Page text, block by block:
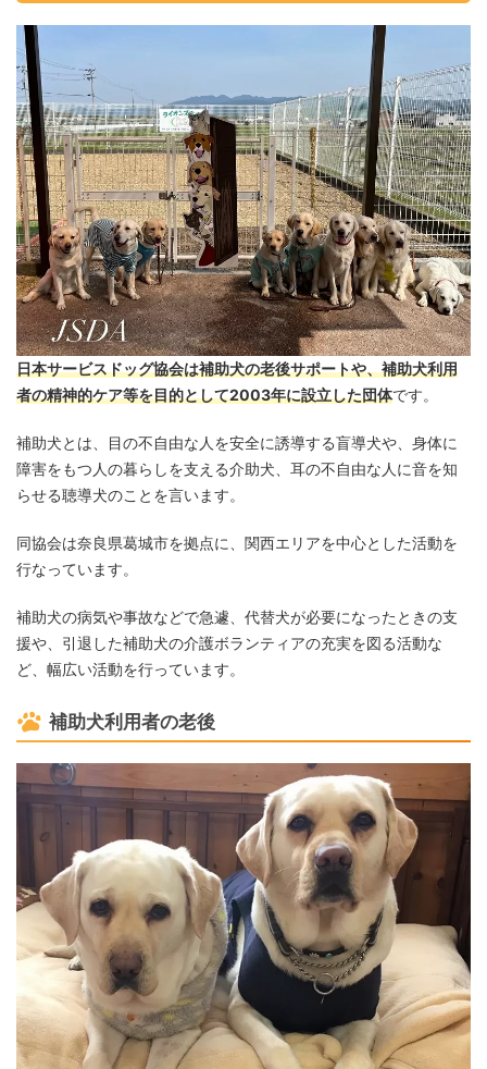
日本サービスドッグ協会は補助犬の老後サポートや、補助犬利用
者の精神的ケア等を目的として2003年に設立した団体です。
補助犬とは、目の不自由な人を安全に誘導する盲導犬や、身体に
障害をもつ人の暮らしを支える介助犬、耳の不自由な人に音を知
らせる聴導犬のことを言います。
同協会は奈良県葛城市を拠点に、関西エリアを中心とした活動を
行なっています。
補助犬の病気や事故などで急遽、代替犬が必要になったときの支
援や、引退した補助犬の介護ボランティアの充実を図る活動な
ど、幅広い活動を行っています。
補助犬利用者の老後